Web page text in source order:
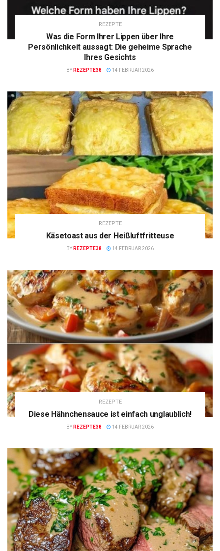
REZEPTE
Was die Form Ihrer Lippen über Ihre
Persönlichkeit aussagt: Die geheime Sprache
Ihres Gesichts
BY REZEPTE38 14 FEBRUAR 2026
REZEPTE
Käsetoast aus der Heißluftfritteuse
BY REZEPTE38 14 FEBRUAR 2026
REZEPTE
Diese Hähnchensauce ist einfach unglaublich!
BY REZEPTE38 14 FEBRUAR 2026